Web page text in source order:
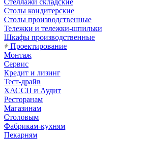
Стеллажи складские
Столы кондитерские
Столы производственные
Тележки и тележки-шпильки
Шкафы производственные
Проектирование
Монтаж
Сервис
Кредит и лизинг
Тест-драйв
ХАССП и Аудит
Ресторанам
Магазинам
Столовым
Фабрикам-кухням
Пекарням